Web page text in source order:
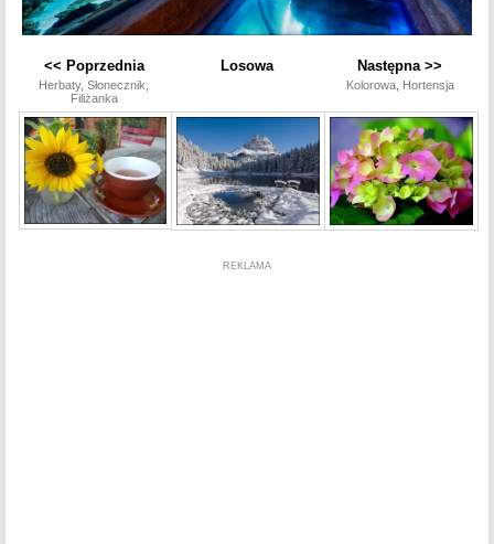
<< Poprzednia
Herbaty, Słonecznik,
Filiżanka
Losowa Następna >>
Kolorowa, Hortensja
REKLAMA